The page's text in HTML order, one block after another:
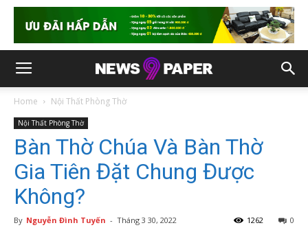
Home Nội Thất Phòng Thờ
Nội Thất Phòng Thờ
Bàn Thờ Chúa Và Bàn Thờ
Gia Tiên Đặt Chung Được
Không?
By Nguyễn Đình Tuyến - Tháng 3 30, 2022 0
1262